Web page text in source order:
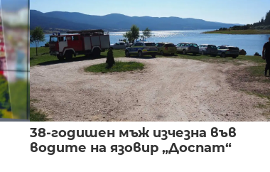
38-годишен мъж изчезна във
водите на язовир „Доспат“